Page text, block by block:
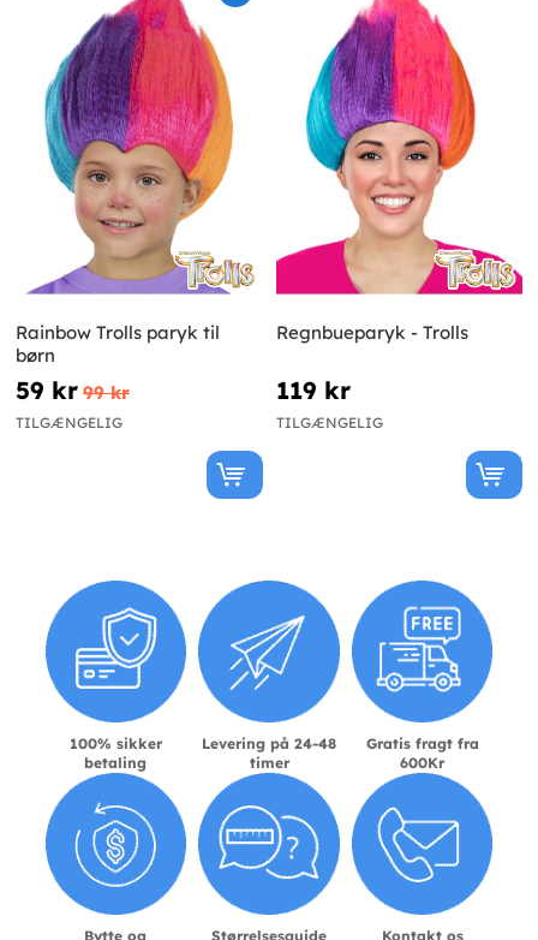
Rainbow Trolls paryk til
børn
59 kr 99 kr
TILGÆNGELIG
Regnbueparyk - Trolls
119 kr
TILGÆNGELIG
100% sikker
betaling
Levering på 24-48
timer
Gratis fragt fra
600Kr
Bytte og
Størrelsesguide Kontakt os